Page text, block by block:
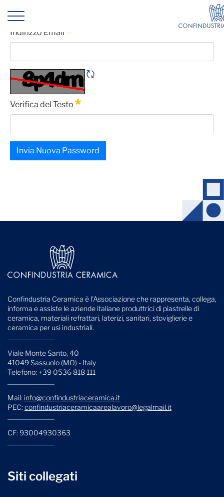
Progetto REWINDS
Indirizzo Email
Obbligatorio
Verifica del Testo
Obbligatorio
Invia Nuova Password
Confindustria Ceramica è l'Associazione che rappresenta, collega,
informa e assiste le aziende italiane produttrici di piastrelle di
ceramica, materiali refrattari, laterizi, sanitari, stoviglierie e
ceramica per usi industriali.
Viale Monte Santo, 40
41049 Sassuolo (MO) - Italy
Telefono: +39 0536 818 111
Mail: info@confindustriaceramica.it
PEC: confindustriaceramicaarealavoro@legalmail.it
CF: 93004930363
Siti collegati